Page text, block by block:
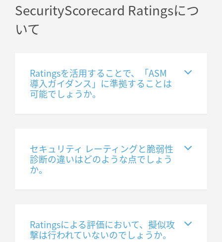
SecurityScorecard Ratingsにつ
いて
Ratingsを活用することで、「ASM
導入ガイダンス」に準拠することは
可能でしょうか。
セキュリティ レーティングと脆弱性
診断の違いはどのような点でしょう
か。
Ratingsによる評価において、擬似攻
撃は行われていないのでしょうか。